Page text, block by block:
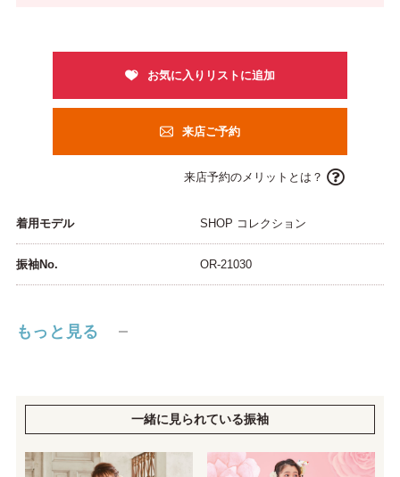
来店ご予約
来店予約のメリットとは？
着用モデル SHOP コレクション
振袖No. OR-21030
もっと見る
一緒に見られている振袖